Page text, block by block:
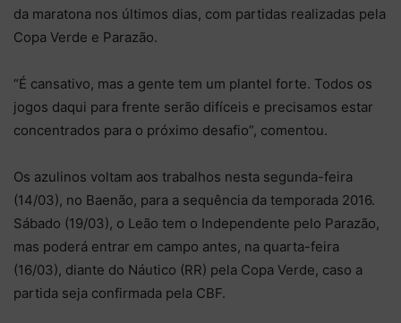
da maratona nos últimos dias, com partidas realizadas pela
Copa Verde e Parazão.
“É cansativo, mas a gente tem um plantel forte. Todos os
jogos daqui para frente serão difíceis e precisamos estar
concentrados para o próximo desafio”, comentou.
Os azulinos voltam aos trabalhos nesta segunda-feira
(14/03), no Baenão, para a sequência da temporada 2016.
Sábado (19/03), o Leão tem o Independente pelo Parazão,
mas poderá entrar em campo antes, na quarta-feira
(16/03), diante do Náutico (RR) pela Copa Verde, caso a
partida seja confirmada pela CBF.